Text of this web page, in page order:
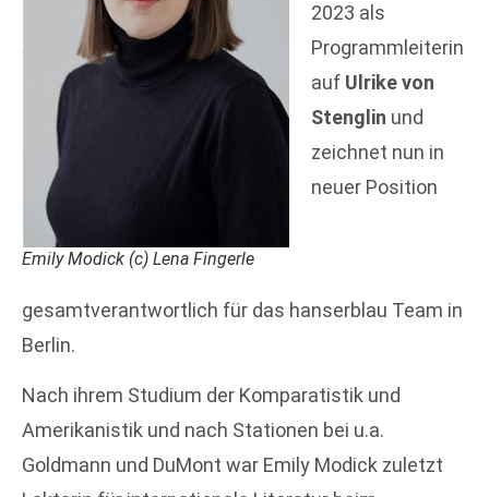
Emily Modick (c) Lena Fingerle
2023 als
Programmleiterin
auf Ulrike von
Stenglin und
zeichnet nun in
neuer Position
gesamtverantwortlich für das hanserblau Team in
Berlin.
Nach ihrem Studium der Komparatistik und
Amerikanistik und nach Stationen bei u.a.
Goldmann und DuMont war Emily Modick zuletzt